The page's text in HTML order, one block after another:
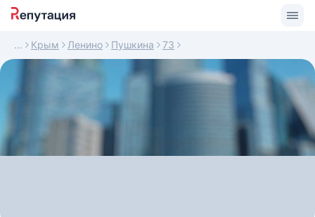
Крым Ленино Пушкина 73